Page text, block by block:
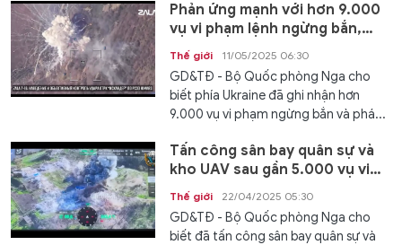
Phản ứng mạnh với hơn 9.000
vụ vi phạm lệnh ngừng bắn,
xóa sổ 45 xe cơ giới
Thế giới 11/05/2025 06:30
GD&TĐ - Bộ Quốc phòng Nga cho
biết phía Ukraine đã ghi nhận hơn
9.000 vụ vi phạm ngừng bắn và phá...
Tấn công sân bay quân sự và
kho UAV sau gần 5.000 vụ vi
phạm lệnh ngừng bắn
Thế giới 22/04/2025 05:30
GD&TĐ - Bộ Quốc phòng Nga cho
biết đã tấn công sân bay quân sự và